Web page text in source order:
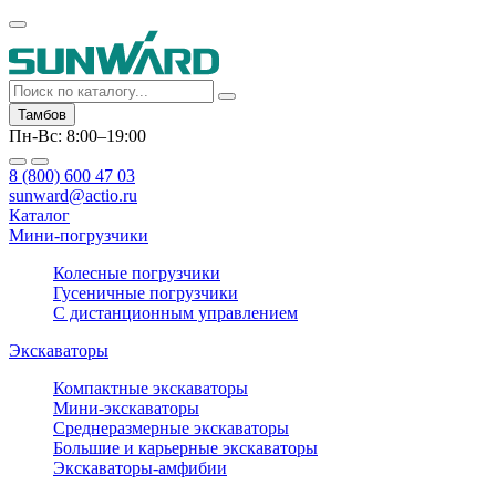
Тамбов
Пн-Вс: 8:00–19:00
8 (800) 600 47 03
sunward@actio.ru
Каталог
Мини-погрузчики
Колесные погрузчики
Гусеничные погрузчики
С дистанционным управлением
Экскаваторы
Компактные экскаваторы
Мини-экскаваторы
Среднеразмерные экскаваторы
Большие и карьерные экскаваторы
Экскаваторы-амфибии